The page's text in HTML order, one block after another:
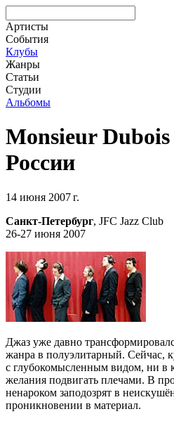
Артисты
События
Клубы
Жанры
Статьи
Студии
Альбомы
Monsieur Dubois
России
14 июня 2007 г.
Санкт-Петербург, JFC Jazz Club
26-27 июня 2007
Джаз уже давно
жанра в полуэлитарный. Сейчас,
с глубокомысленным видом, ни в
желания подвигать плечами. В
ненароком заподозрят в
проникновении в материал.